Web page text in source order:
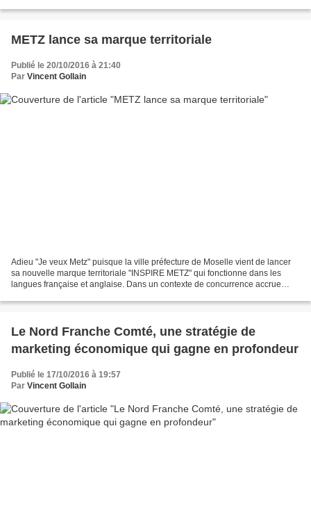
METZ lance sa marque territoriale
Publié le 20/10/2016 à 21:40
Par Vincent Gollain
Adieu "Je veux Metz" puisque la ville préfecture de Moselle vient de lancer
sa nouvelle marque territoriale "INSPIRE METZ" qui fonctionne dans les
langues française et anglaise. Dans un contexte de concurrence accrue
Le Nord Franche Comté, une stratégie de
marketing économique qui gagne en profondeur
Publié le 17/10/2016 à 19:57
Par Vincent Gollain